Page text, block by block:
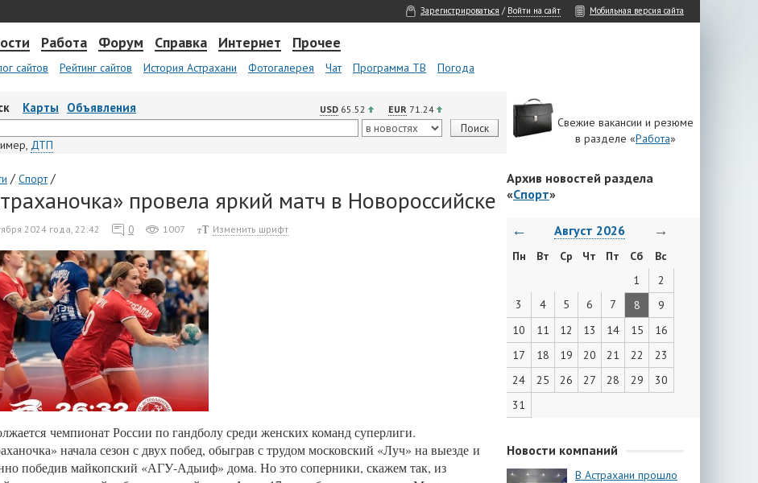
Зарегистрироваться / Войти на сайт Мобильная версия сайта
Работа Форум Справка Интернет Прочее
сайтов Рейтинг сайтов История Астрахани Фотогалерея Чат Программа ТВ Погода
Карты Объявления USD 65.52 EUR 71.24
ДТП
Свежие вакансии и резюме
в разделе «Работа»
/ Спорт/
провела яркий матч в Новороссийске
2024 года, 22:42 0 1007 Изменить шрифт
чемпионат России по гандболу среди женских команд суперлиги.
начала сезон с двух побед, обыграв с трудом московский «Луч» на выезде и
победив майкопский «АГУ-Адыиф» дома. Но это соперники, скажем так, из
Архив новостей раздела
«Спорт»
← Август 2026 →
Пн Вт Ср Чт Пт Сб
Вс
1
2
3
4 5 6 7 8
9
10
11 12 13 14 15
16
17
18 19 20 21 22
23
24
25 26 27 28 29
30
31
Новости компаний
В Астрахани прошло